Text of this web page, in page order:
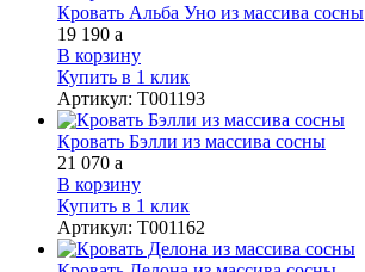
Кровать Альба Уно из массива сосны
19 190 a
В корзину
Купить в 1 клик
Артикул: Т001193
Кровать Бэлли из массива сосны
21 070 a
В корзину
Купить в 1 клик
Артикул: Т001162